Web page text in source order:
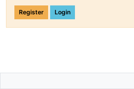
Register Login